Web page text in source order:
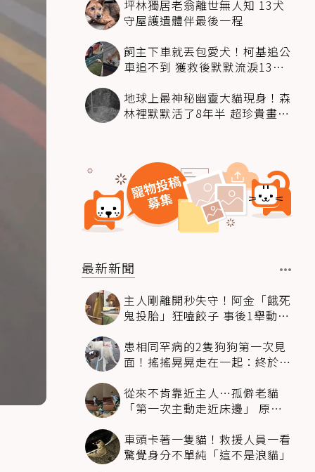
坪林獨居老翁離世無人知 13犬
守屋護遺體伴最後一程
飼主下車就丟包愛犬！柯基追公
車追不到 獲救後默默流淚13萬
地球上最神秘幽靈大貓現身！森
林裡默默活了8年半 超珍貴畫面
最新新聞
主人剛離開秒失守！阿金「餓死
鬼投胎」狂嗑餃子 事後1舉動反
患相同罕病的2隻狗狗第一次見
面！搖搖晃晃走在一起：終於找
從來不肯靠近主人…孤僻老貓
「第一次主動走近床邊」 原因
車頭卡著一隻貓！救援人員一看
驚覺身分不單純「這不是浪貓」